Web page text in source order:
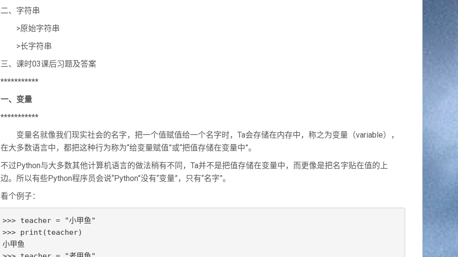
二、字符串
>原始字符串
>长字符串
三、课时03课后习题及答案
***********
一、变量
***********
变量名就像我们现实社会的名字，把一个值赋值给一个名字时，Ta会存储在内存中，称之为变量（variable），
在大多数语言中，都把这种行为称为“给变量赋值”或“把值存储在变量中”。
不过Python与大多数其他计算机语言的做法稍有不同，Ta并不是把值存储在变量中，而更像是把名字贴在值的上
边。所以有些Python程序员会说“Python”没有“变量”，只有“名字”。
看个例子：
>>> teacher = "小甲鱼"
>>> print(teacher)
小甲鱼